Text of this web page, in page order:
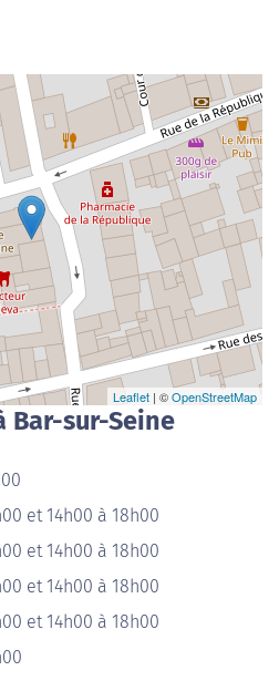
Leaflet | ©OpenStreetMap
Bar-sur-Seine
et 14h00 à 18h00
et 14h00 à 18h00
et 14h00 à 18h00
et 14h00 à 18h00